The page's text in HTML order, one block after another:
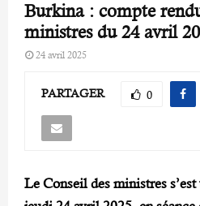
Burkina : compte
ministres du 24 avril
24 avril 2025
PARTAGER 0
Le Conseil des ministres